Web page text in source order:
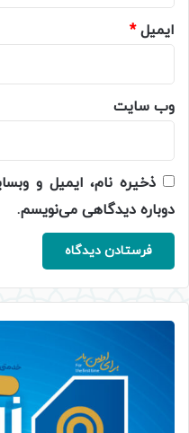
ایمیل*
وب‌ سایت
ذخیره نام، ایمیل و
دوباره دیدگاهی می‌نویسم.